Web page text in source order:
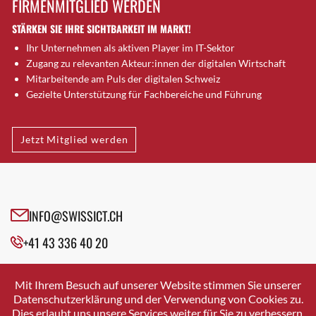
Brugg AG
Brütten
Bubendorf
Bubikon
Buchs (SG)
Bäretswil
Bülach
Cazis
Crissier
Davos Platz
Dierikon
Dietikon
FIRMENMITGLIED WERDEN
STÄRKEN SIE IHRE SICHTBARKEIT IM MARKT!
Ihr Unternehmen als aktiven Player im IT-Sektor
Zugang zu relevanten Akteur:innen der digitalen Wirtschaft
Mitarbeitende am Puls der digitalen Schweiz
Gezielte Unterstützung für Fachbereiche und Führung
Jetzt Mitglied werden
INFO@SWISSICT.CH
+41 43 336 40 20
SWISSICT
VULKANSTRASSE 120
8048 ZURICH
Mit Ihrem Besuch auf unserer Website stimmen Sie unserer
Datenschutzerklärung und der Verwendung von Cookies zu.
Dies erlaubt uns unsere Services weiter für Sie zu verbessern.